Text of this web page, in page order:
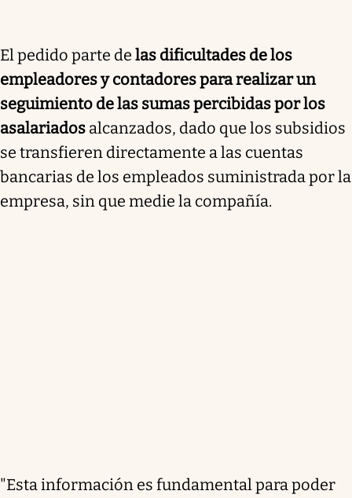
El pedido parte de las dificultades de los
empleadores y contadores para realizar un
seguimiento de las sumas percibidas por los
asalariados alcanzados, dado que los subsidios
se transfieren directamente a las cuentas
bancarias de los empleados suministrada por la
empresa, sin que medie la compañía.
"Esta información es fundamental para poder